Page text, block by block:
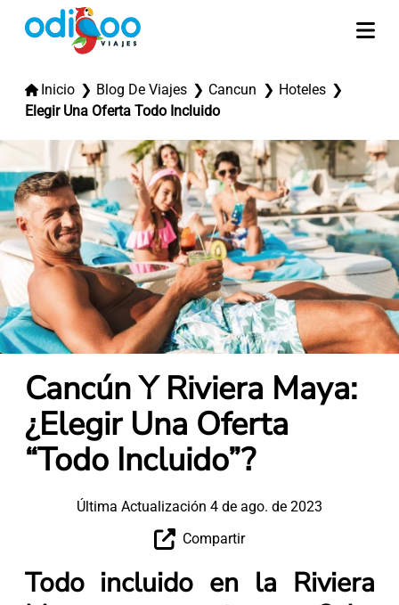
Inicio Blog De Viajes Cancun
Hoteles
Elegir Una Oferta Todo Incluido
Cancún Y Riviera Maya:
¿Elegir Una Oferta
“Todo Incluido”?
Última Actualización 4 de ago. de 2023
Compartir
Todo incluido en la Riviera